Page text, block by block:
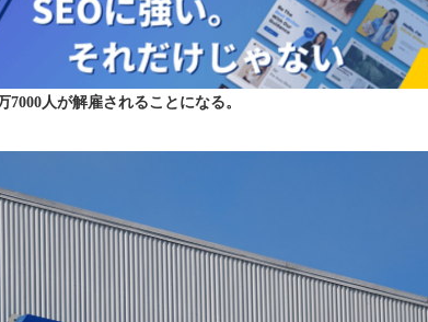
人が解雇されることになる。